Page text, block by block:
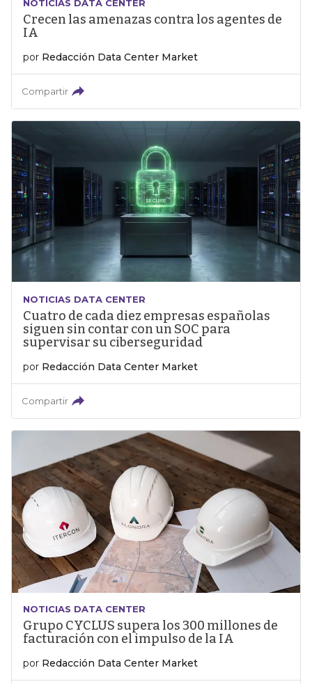
NOTICIAS DATA CENTER
Crecen las amenazas contra los agentes de
IA
por Redacción Data Center Market
Compartir
NOTICIAS DATA CENTER
Cuatro de cada diez empresas españolas
siguen sin contar con un SOC para
supervisar su ciberseguridad
por Redacción Data Center Market
Compartir
NOTICIAS DATA CENTER
Grupo CYCLUS supera los 300 millones de
facturación con el impulso de la IA
por Redacción Data Center Market